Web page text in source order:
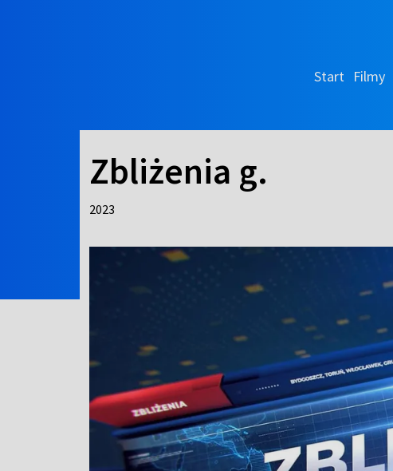
Start Filmy
Zbliżenia g.
2023